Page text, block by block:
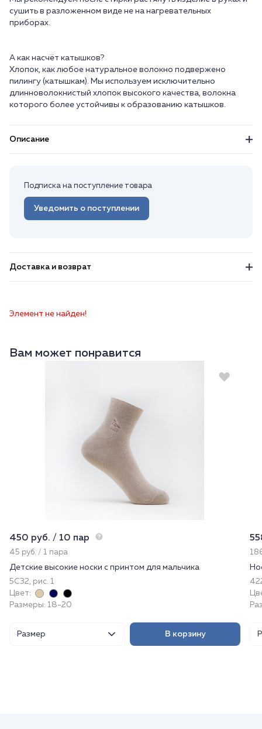
сушить в разложенном виде не на нагревательных
приборах.
А как насчёт катышков?
Хлопок, как любое натуральное волокно подвержено
пилингу (катышкам). Мы используем исключительно
длинноволокнистый хлопок высокого качества, волокна
которого более устойчивы к образованию катышков.
Описание
Подписка на поступление товара
Уведомить о поступлении
Доставка и возврат
Элемент не найден!
Вам может понравится
450 руб. / 10 пар
45 руб. / 1 пара
Детские высокие носки с принтом для мальчика
5С32, рис. 1
Цвет:
Размеры: 18-20
Размер В корзину